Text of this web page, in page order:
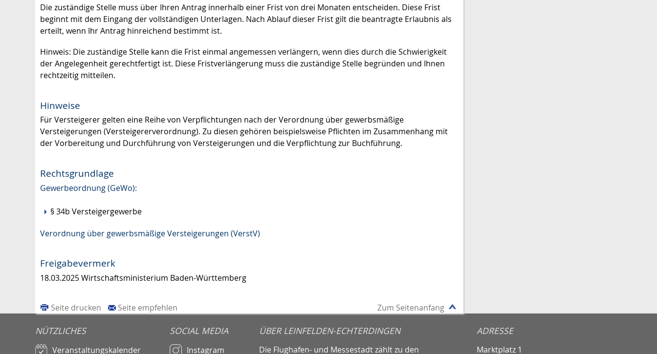
Die zuständige Stelle muss über Ihren Antrag innerhalb einer Frist von drei Monaten entscheiden. Diese Frist
beginnt mit dem Eingang der vollständigen Unterlagen. Nach Ablauf dieser Frist gilt die beantragte Erlaubnis als
erteilt, wenn Ihr Antrag hinreichend bestimmt ist.
Hinweis: Die zuständige Stelle kann die Frist einmal angemessen verlängern, wenn dies durch die Schwierigkeit
der Angelegenheit gerechtfertigt ist. Diese Fristverlängerung muss die zuständige Stelle begründen und Ihnen
rechtzeitig mitteilen.
Hinweise
Für Versteigerer gelten eine Reihe von Verpflichtungen nach der Verordnung über gewerbsmäßige
Versteigerungen (Versteigererverordnung). Zu diesen gehören beispielsweise Pflichten im Zusammenhang mit
der Vorbereitung und Durchführung von Versteigerungen und die Verpflichtung zur Buchführung.
Rechtsgrundlage
Gewerbeordnung (GeWo):
§ 34b Versteigergewerbe
Verordnung über gewerbsmäßige Versteigerungen (VerstV)
Freigabevermerk
18.03.2025 Wirtschaftsministerium Baden-Württemberg
Zum Seitenanfang
Seite drucken Seite empfehlen
NÜTZLICHES
Veranstaltungskalender
SOCIAL MEDIA
Instagram
ÜBER LEINFELDEN-ECHTERDINGEN
Die Flughafen- und Messestadt zählt zu den
ADRESSE
Marktplatz 1